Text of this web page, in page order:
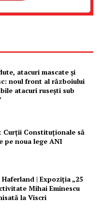
atacuri mascate și
noul front al războiului
atacuri rusești sub
Curții Constituționale să
pe noua lege ANI
| Expoziţia „25
Mihai Eminescu
la Viscri